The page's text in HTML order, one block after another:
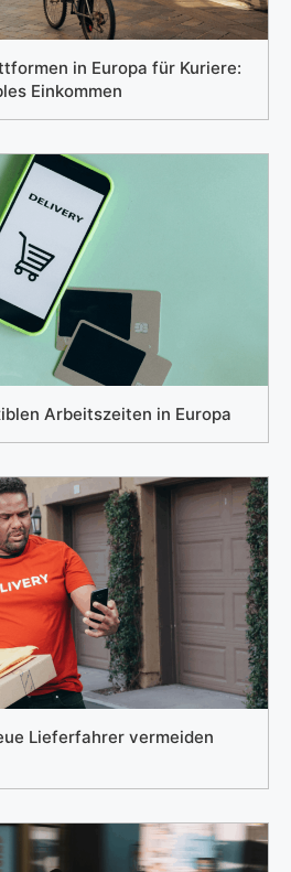
in Europa für Kuriere:
Einkommen
Arbeitszeiten in Europa
Lieferfahrer vermeiden